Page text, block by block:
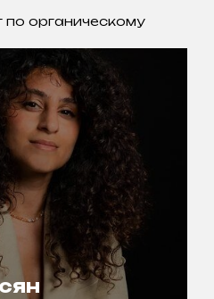
по органическому